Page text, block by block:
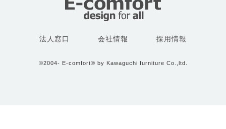
法人窓口 会社情報 採用情報
©2004- E-comfort® by Kawaguchi furniture Co.,ltd.